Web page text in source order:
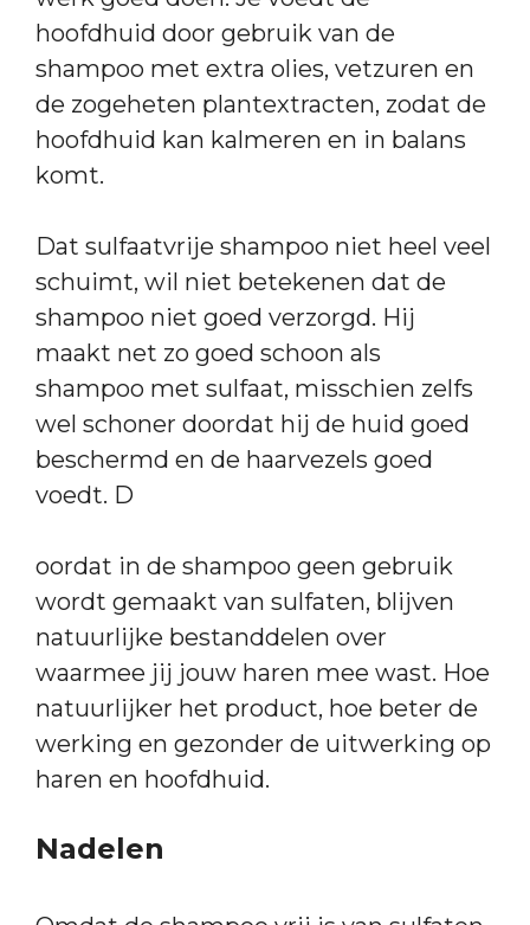
hoofdhuid door gebruik van de
shampoo met extra olies, vetzuren en
de zogeheten plantextracten, zodat de
hoofdhuid kan kalmeren en in balans
komt.
Dat sulfaatvrije shampoo niet heel veel
schuimt, wil niet betekenen dat de
shampoo niet goed verzorgd. Hij
maakt net zo goed schoon als
shampoo met sulfaat, misschien zelfs
wel schoner doordat hij de huid goed
beschermd en de haarvezels goed
voedt. D
oordat in de shampoo geen gebruik
wordt gemaakt van sulfaten, blijven
natuurlijke bestanddelen over
waarmee jij jouw haren mee wast. Hoe
natuurlijker het product, hoe beter de
werking en gezonder de uitwerking op
haren en hoofdhuid.
Nadelen